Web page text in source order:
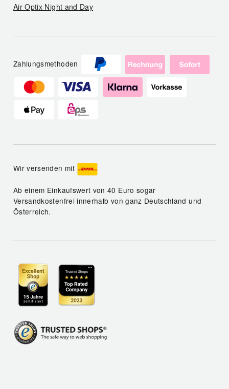
Air Optix Night and Day
Zahlungsmethoden
Wir versenden mit
Ab einem Einkaufswert von 40 Euro sogar
Versandkostenfrei innerhalb von ganz Deutschland und
Österreich.